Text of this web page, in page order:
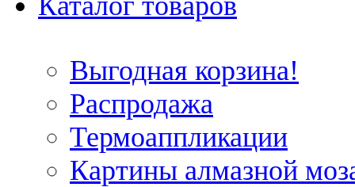
Выгодная корзина!
Распродажа
Термоаппликации
Картины алмазной